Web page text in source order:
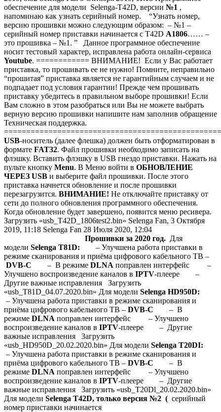
обеспечение для модели Selenga-T42D, версии №1 ,
напоминаю как узнать серийный номер. “Узнать номер,
версию прошивки можно следующим образом: – №1 –
серийный номер приставки начинается с T42D A1806…… –
это прошивка – №1. ” Данное программное обеспечение
носит тестовый характер, исправлена работа онлайн-сервиса
Youtube. ============ ВНИМАНИЕ! Если у Вас работает
приставка, то прошивать ее не нужно! Помните, неправильно
“прошитая” приставка является не гарантийным случаем и не
подпадает под условия гарантии! Прежде чем прошивать
приставку убедитесь в правильном выборе прошивки! Если
Вам сложно в этом разобраться или Вы не можете выбрать
верную версию прошивки напишите нам заполнив обращение
Техническая поддержка.
USB-носитель (далее флешка) должен быть отформатирован в
формате FAT32. Файл прошивки необходимо записать на
флэшку. Вставить флэшку в USB гнездо приставки. Нажать на
пульте кнопку Menu. В Меню войти в ОБНОВЛЕНИЕ
ЧЕРЕЗ USB и выберите файл прошивки. После этого
приставка начнется обновление и после прошивки
перезагрузится. ВНИМАНИЕ! Не отключайте приставку от
сети до полного обновления программного обеспечения.
Когда обновление будет завершено, появится меню ресивера.
Загрузить «usb_T42D_1806test2.bin» Selenga Fan, 3 Октября
2019, 11:18 Selenga Fan 28 Июля 2020, 12:04
Прошивки за 2020 год. Для
модели Selenga T81D: – Улучшена работа приставки в
режиме сканирования и приёма цифрового кабельного ТВ –
DVB-C – В режиме DLNA поправлен интерфейс –
Улучшено воспроизведение каналов в IPTV-плеере –
Другие важные исправления Загрузить
«usb_T81D_04.07.2020.bin» Для модели Selenga HD950D:
– Улучшена работа приставки в режиме сканирования и
приёма цифрового кабельного ТВ – DVB-C – В
режиме DLNA поправлен интерфейс – Улучшено
воспроизведение каналов в IPTV-плеере – Другие
важные исправления Загрузить
«usb_HD950D_20.02.2020.bin» Для модели Selenga T20DI:
– Улучшена работа приставки в режиме сканирования и
приёма цифрового кабельного ТВ – DVB-C – В
режиме DLNA поправлен интерфейс – Улучшено
воспроизведение каналов в IPTV-плеере – Другие
важные исправления Загрузить «usb_T20Dl_20.02.2020.bin»
Для модели Selenga T42D, только версия №2 ( серийный
номер приставки начинается